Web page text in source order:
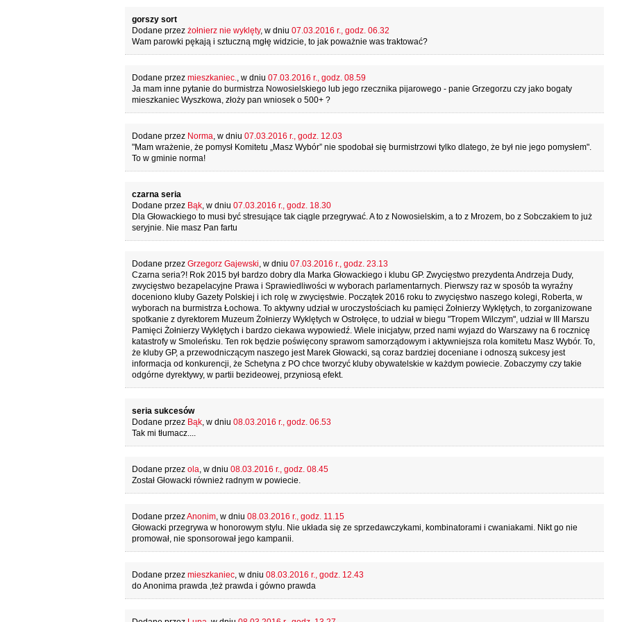
gorszy sort
Dodane przez żołnierz nie wyklęty, w dniu 07.03.2016 r., godz. 06.32
Wam parowki pękają i sztuczną mgłę widzicie, to jak poważnie was traktować?
Dodane przez mieszkaniec., w dniu 07.03.2016 r., godz. 08.59
Ja mam inne pytanie do burmistrza Nowosielskiego lub jego rzecznika pijarowego - panie Grzegorzu czy jako bogaty
mieszkaniec Wyszkowa, złoży pan wniosek o 500+ ?
Dodane przez Norma, w dniu 07.03.2016 r., godz. 12.03
"Mam wrażenie, że pomysł Komitetu „Masz Wybór” nie spodobał się burmistrzowi tylko dlatego, że był nie jego pomysłem".
To w gminie norma!
czarna seria
Dodane przez Bąk, w dniu 07.03.2016 r., godz. 18.30
Dla Głowackiego to musi być stresujące tak ciągle przegrywać. A to z Nowosielskim, a to z Mrozem, bo z Sobczakiem to już
seryjnie. Nie masz Pan fartu
Dodane przez Grzegorz Gajewski, w dniu 07.03.2016 r., godz. 23.13
Czarna seria?! Rok 2015 był bardzo dobry dla Marka Głowackiego i klubu GP. Zwycięstwo prezydenta Andrzeja Dudy,
zwycięstwo bezapelacyjne Prawa i Sprawiedliwości w wyborach parlamentarnych. Pierwszy raz w sposób ta wyraźny
doceniono kluby Gazety Polskiej i ich rolę w zwycięstwie. Początek 2016 roku to zwycięstwo naszego kolegi, Roberta, w
wyborach na burmistrza Łochowa. To aktywny udział w uroczystościach ku pamięci Żołnierzy Wyklętych, to zorganizowane
spotkanie z dyrektorem Muzeum Żołnierzy Wyklętych w Ostrołęce, to udział w biegu "Tropem Wilczym", udział w III Marszu
Pamięci Żołnierzy Wyklętych i bardzo ciekawa wypowiedź. Wiele inicjatyw, przed nami wyjazd do Warszawy na 6 rocznicę
katastrofy w Smoleńsku. Ten rok będzie poświęcony sprawom samorządowym i aktywniejsza rola komitetu Masz Wybór. To,
że kluby GP, a przewodniczącym naszego jest Marek Głowacki, są coraz bardziej doceniane i odnoszą sukcesy jest
informacja od konkurencji, że Schetyna z PO chce tworzyć kluby obywatelskie w każdym powiecie. Zobaczymy czy takie
odgórne dyrektywy, w partii bezideowej, przyniosą efekt.
seria sukcesów
Dodane przez Bąk, w dniu 08.03.2016 r., godz. 06.53
Tak mi tłumacz....
Dodane przez ola, w dniu 08.03.2016 r., godz. 08.45
Został Głowacki również radnym w powiecie.
Dodane przezAnonim, w dniu 08.03.2016 r., godz. 11.15
Głowacki przegrywa w honorowym stylu. Nie układa się ze sprzedawczykami, kombinatorami i cwaniakami. Nikt go nie
promował, nie sponsorował jego kampanii.
Dodane przez mieszkaniec, w dniu 08.03.2016 r., godz. 12.43
do Anonima prawda ,też prawda i gówno prawda